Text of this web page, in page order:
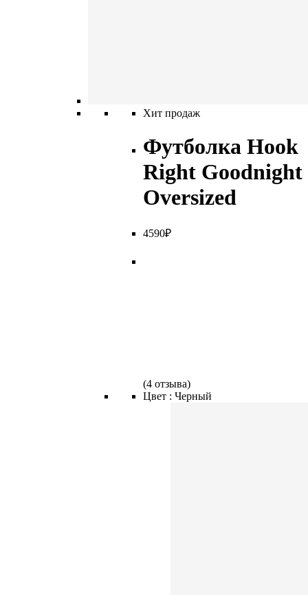
Хит продаж
Футболка Hook
Right Goodnight
Oversized
4590₽
(4 отзыва)
Цвет : Черный